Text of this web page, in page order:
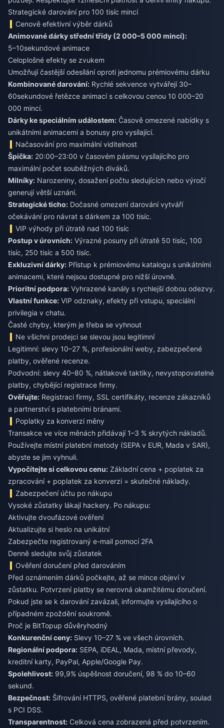
Strategické darování pro 100 tisíc mincí
Cenově efektivní výběr dárků
Animované dárky střední třídy (2 000–5 000 mincí):
5–10sekundové animace
Celoplošné efekty se zvukem
Umožňují častější odesílání oproti jednomu prémiovému dárku
Kombinované darování: Rychlé sekvence vytvářejí 30–
60sekundové řetězce animací s celkovou cenou 10 000–20
000 mincí.
Dárky ke speciálním událostem: Časově omezené nabídky s
unikátními animacemi a bonusy pro vysílající.
Načasování pro maximální viditelnost
Špička: 20:00–23:00 v časovém pásmu vysílajícího pro
maximální počet souběžných diváků.
Milníky: Narozeniny, dosažení počtu sledujících nebo výročí
generují větší uznání.
Strategické ticho: Dočasné omezení darování vytváří
očekávání pro návrat s dárkem za 100 tisíc.
VIP výhody při útratě nad 100 tisíc
Postup v úrovních: Výrazné posuny při útratě 50 tisíc, 100
tisíc, 250 tisíc a 500 tisíc.
Exkluzivní dárky: Přístup k prémiovému katalogu s unikátními
animacemi, které nejsou dostupné pro nižší úrovně.
Prioritní podpora: Vyhrazené kanály s rychlejší dobou odezvy.
Vlastní funkce: VIP odznaky, efekty při vstupu, speciální
privilegia v chatu.
Časté chyby, kterým je třeba se vyhnout
Ne všichni prodejci se slevou jsou legitimní
Legitimní: slevy 10–27 %, profesionální weby, zabezpečené
platby, ověřené recenze.
Podvodní: slevy 40–80 %, nátlakové taktiky, nevystopovatelné
platby, chybějící registrace firmy.
Ověřujte: Registraci firmy, SSL certifikáty, recenze zákazníků
a partnerství s platebními bránami.
Poplatky za konverzi měny
Transakce ve více měnách přidávají 1–3 % skrytých nákladů.
Používejte místní platební metody (SEPA v EUR, Mada v SAR),
abyste se jim vyhnuli.
Vypočítejte si celkovou cenu: Základní cena + poplatek za
zpracování + poplatek za konverzi = skutečné náklady.
Zabezpečení účtu po nákupu
Vysoké zůstatky lákají hackery. Po nákupu:
Aktivujte dvoufázové ověření
Aktualizujte si heslo na unikátní
Zabezpečte registrovaný e-mail pomocí 2FA
Denně sledujte svůj zůstatek
Ověření doručení před darováním
Před oznámením dárků počkejte, až se mince objeví v
zůstatku. Potvrzení platby se nerovná okamžitému doručení.
Pokud jste se k darování zavázali, informujte vysílajícího o
případném zpoždění soukromě.
Proč je BitTopup důvěryhodný
Konkurenční ceny: Slevy 10–27 % ve všech úrovních.
Regionální podpora: SEPA, iDEAL, Mada, místní převody,
kreditní karty, PayPal, Apple/Google Pay.
Spolehlivost: 99,9% úspěšnost doručení, 98 % do 10–60
sekund.
Bezpečnost: Šifrování HTTPS, ověřené platební brány, soulad
s PCI DSS.
Transparentnost: Celková cena zobrazená před potvrzením.